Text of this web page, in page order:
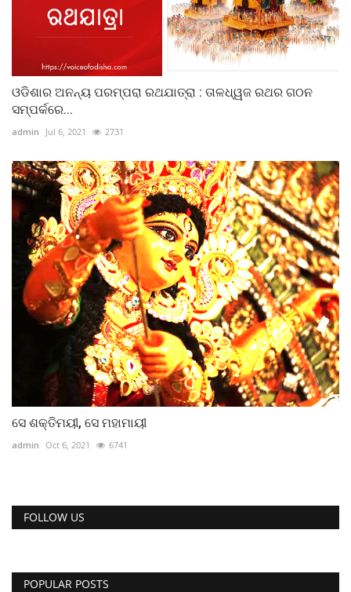
ଓଡିଶାର ଅନନ୍ୟ ପରମ୍ପରା ରଥଯାତ୍ରା : ତାଳଧ୍ୱଜ ରଥର ଗଠନ
ସମ୍ପର୍କରେ...
admin Jul 6, 2021 2731
ସେ ଶକ୍ତିମୟୀ, ସେ ମହାମାୟୀ
admin Oct 6, 2021 6741
FOLLOW US
POPULAR POSTS